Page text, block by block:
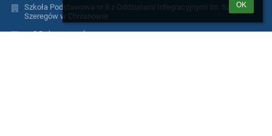
OK
Szkoła Podstawowa nr 8 z Oddziałami Integracyjnymi im. Szarych
Szeregów w Chrzanowie
sp8@chrzanow.pl